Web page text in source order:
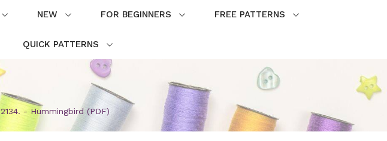
NEW FOR BEGINNERS FREE PATTERNS
QUICK PATTERNS
2134. - Hummingbird (PDF)